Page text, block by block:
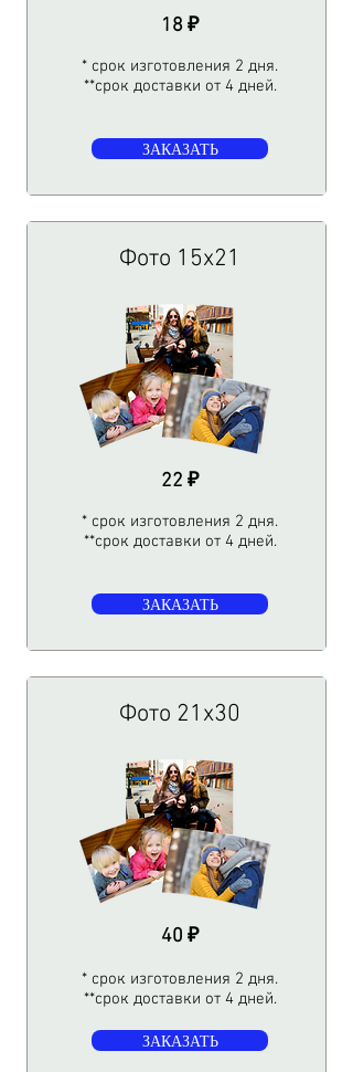
18 ₽
* срок изготовления 2 дня.
**срок доставки от 4 дней.
ЗАКАЗАТЬ
Фото 15х21
22 ₽
* срок изготовления 2 дня.
**срок доставки от 4 дней.
ЗАКАЗАТЬ
Фото 21х30
40 ₽
* срок изготовления 2 дня.
**срок доставки от 4 дней.​
ЗАКАЗАТЬ